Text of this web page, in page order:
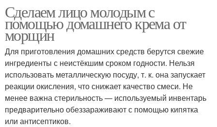
Сделаем лицо молодым с
помощью домашнего крема от
морщин
Для приготовления домашних средств берутся свежие
ингредиенты с неистёкшим сроком годности. Нельзя
использовать металлическую посуду, т. к. она запускает
реакции окисления, что снижает качество смеси. Не
менее важна стерильность — используемый инвентарь
предварительно обеззараживают с помощью кипятка
или антисептиков.